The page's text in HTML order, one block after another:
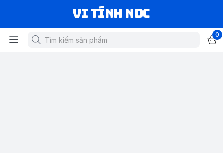
VI TÍNH NDC
0